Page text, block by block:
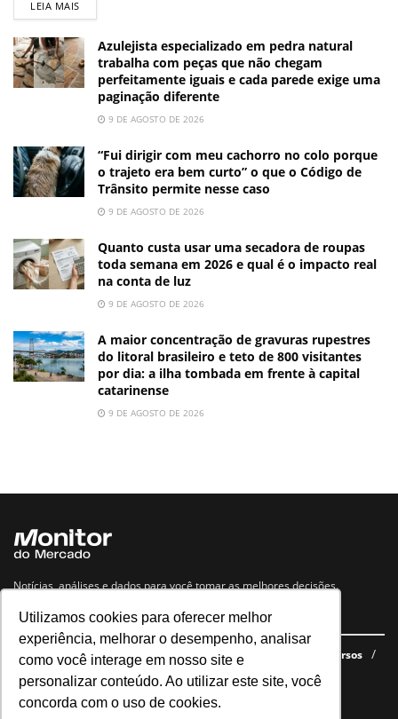
Utilizamos cookies para oferecer melhor
experiência, melhorar o desempenho, analisar
como você interage em nosso site e
personalizar conteúdo. Ao utilizar este site, você
concorda com o uso de cookies.
LEIA MAIS
Azulejista especializado em pedra natural
trabalha com peças que não chegam
perfeitamente iguais e cada parede exige uma
paginação diferente
9 DE AGOSTO DE 2026
“Fui dirigir com meu cachorro no colo porque
o trajeto era bem curto” o que o Código de
Trânsito permite nesse caso
9 DE AGOSTO DE 2026
Quanto custa usar uma secadora de roupas
toda semana em 2026 e qual é o impacto real
na conta de luz
9 DE AGOSTO DE 2026
A maior concentração de gravuras rupestres
do litoral brasileiro e teto de 800 visitantes
por dia: a ilha tombada em frente à capital
catarinense
9 DE AGOSTO DE 2026
Notícias, análises e dados para você tomar as melhores decisões.
Navegue no site
Últimas notícias Quem somos E-books gratuitos
Cursos
Política de privacidade